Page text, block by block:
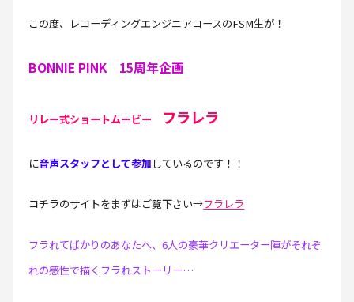
この度、レコーディングエンジニアコースのFSM生が！
BONNIE PINK 15周年企画
リレー式ショートムービー フラレラ
に音声スタッフとして参加 しているのです！！
コチラのサイトをまずはご覧下さい→フラレラ
フラれてばかりのあなたへ、6人の豪華クリエーター陣がそれぞ
れの感性で描くフラれストーリー…